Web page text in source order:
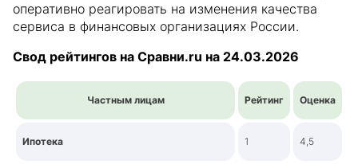
оперативно реагировать на изменения качества
сервиса в финансовых организациях России.
Свод рейтингов на Сравни.ru на 24.03.2026
Частным лицам Рейтинг Оценка
Ипотека 1 4,5